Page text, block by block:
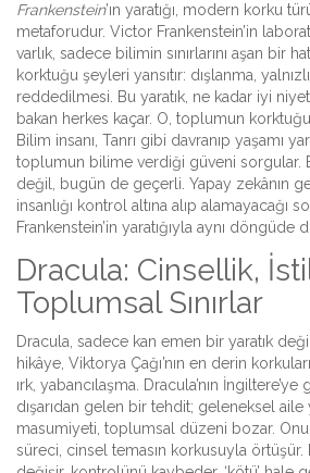
Frankenstein’ın yaratığı, modern korku
metaforudur. Victor Frankenstein’in
varlık, sadece bilimin sınırlarını aşan bir
korktuğu şeyleri yansıtır: dışlanma,
reddedilmesi. Bu yaratık, ne kadar iyi
bakan herkes kaçar. O, toplumun
Bilim insanı, Tanrı gibi davranıp yaşamı
toplumun bilime verdiği güveni sorgular.
değil, bugün de geçerli. Yapay zekânın
insanlığı kontrol altına alıp alamayacağı
Frankenstein’in yaratığıyla aynı döngüde
Dracula: Cinsellik,
Toplumsal Sınırlar
Dracula, sadece kan emen bir yaratık
hikâye, Viktorya Çağı’nın en derin
ırk, yabancılaşma. Dracula’nın İngiltere’ye
dışarıdan gelen bir tehdit; geleneksel aile
masumiyeti, toplumsal düzeni bozar.
süreci, cinsel temasın korkusuyla örtüşür.